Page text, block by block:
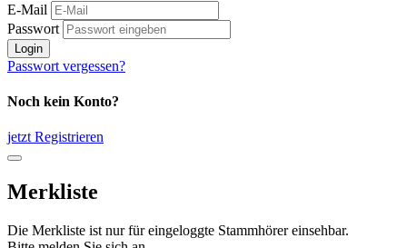
E-Mail
Passwort
Login
Passwort vergessen?
Noch kein Konto?
jetzt Registrieren
Merkliste
Die Merkliste ist nur für eingeloggte Stammhörer einsehbar.